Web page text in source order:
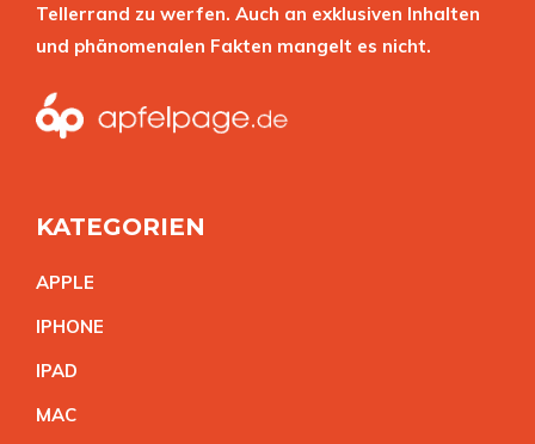
Tellerrand zu werfen. Auch an exklusiven Inhalten
und phänomenalen Fakten mangelt es nicht.
KATEGORIEN
APPLE
IPHONE
IPAD
MAC